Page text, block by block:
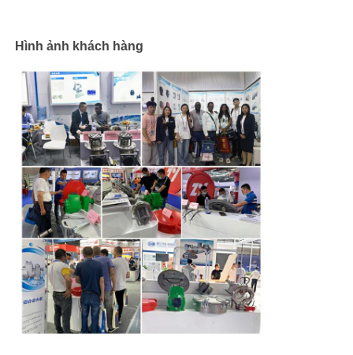
Hình ảnh khách hàng